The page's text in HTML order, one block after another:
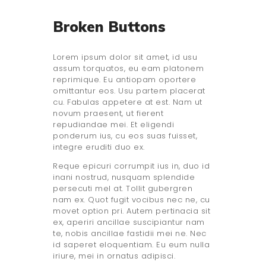
Broken Buttons
Lorem ipsum dolor sit amet, id usu
assum torquatos, eu eam platonem
reprimique. Eu antiopam oportere
omittantur eos. Usu partem placerat
cu. Fabulas appetere at est. Nam ut
novum praesent, ut fierent
repudiandae mei. Et eligendi
ponderum ius, cu eos suas fuisset,
integre eruditi duo ex.
Reque epicuri corrumpit ius in, duo id
inani nostrud, nusquam splendide
persecuti mel at. Tollit gubergren
nam ex. Quot fugit vocibus nec ne, cu
movet option pri. Autem pertinacia sit
ex, aperiri ancillae suscipiantur nam
te, nobis ancillae fastidii mei ne. Nec
id saperet eloquentiam. Eu eum nulla
iriure, mei in ornatus adipisci.